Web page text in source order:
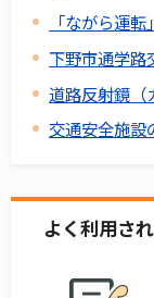
「ながら運
下野市通学路
道路反射鏡（
交通安全施設
よく利用さ